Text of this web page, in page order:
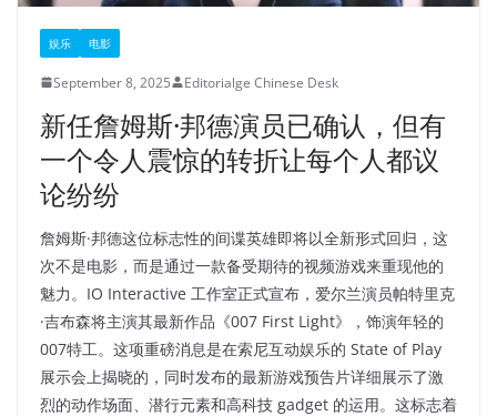
娱乐 电影
September 8, 2025 Editorialge Chinese Desk
新任詹姆斯·邦德演员已确认，但有
一个令人震惊的转折让每个人都议
论纷纷
詹姆斯·邦德这位标志性的间谍英雄即将以全新形式回归，这
次不是电影，而是通过一款备受期待的视频游戏来重现他的
魅力。IO Interactive 工作室正式宣布，爱尔兰演员帕特里克
·吉布森将主演其最新作品《007 First Light》，饰演年轻的
007特工。这项重磅消息是在索尼互动娱乐的 State of Play
展示会上揭晓的，同时发布的最新游戏预告片详细展示了激
烈的动作场面、潜行元素和高科技 gadget 的运用。这标志着